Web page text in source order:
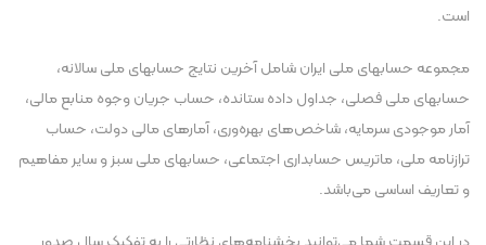
است.
مجموعه حسابهای ملی ايران شامل آخرين نتايج حسابهای ملی سالانه،
حسابهای ملی فصلی، جداول داده ستانده، حساب جريان وجوه منابع مالی،
آمار موجودی سرمايه، شاخص‌های بهره‌وری، آمارهای مالی دولت‌، حساب
ترازنامه ملی، ماتریس حسابداری اجتماعی، حسابهای ملی سبز و سایر مفاهيم
و تعاریف اساسی می‌باشد.